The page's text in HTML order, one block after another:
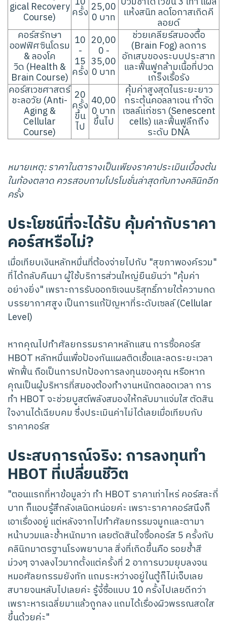
gical Recovery
Course) ครั้ง 25,00
0 บาท แห้งสนิท ลดโอกาสเกิดคี
ลอยด์
คอร์สรักษา
ออฟฟิศซินโดรม
& ลองโค
วิด (Health &
Brain Course)
10
-
15
ครั้ง
20,00
0 -
35,00
0 บาท
ช่วยเคลียร์สมองตื้อ
(Brain Fog) ลดการ
อักเสบของระบบประสาท
และฟื้นฟูกล้ามเนื้อที่ปวด
เกร็งเรื้อรัง
คอร์สเวชศาสตร์
ชะลอวัย (Anti-
Aging &
Cellular
Course)
20
ครั้ง
ขึ้น
ไป
40,00
0 บาท
ขึ้นไป
คุ้มค่าสูงสุดในระยะยาว
กระตุ้นคอลลาเจน กำจัด
เซลล์แก่ชรา (Senescent
cells) และฟื้นฟูลึกถึง
ระดับ DNA
หมายเหตุ: ราคาในตารางเป็นเพียงราคาประเมินเบื้องต้น
ในท้องตลาด ควรสอบถามโปรโมชั่นล่าสุดกับทางคลินิกอีก
ครั้ง
ประโยชน์ที่จะได้รับ คุ้มค่ากับราคา
คอร์สหรือไม่?
เมื่อเทียบเงินหลักหมื่นที่ต้องจ่ายไปกับ "สุขภาพองค์รวม"
ที่ได้กลับคืนมา ผู้ใช้บริการส่วนใหญ่ยืนยันว่า "คุ้มค่า
อย่างยิ่ง" เพราะการรับออกซิเจนบริสุทธิ์ภายใต้ความกด
บรรยากาศสูง เป็นการแก้ปัญหาที่ระดับเซลล์ (Cellular
Level)
หากคุณไปทำศัลยกรรมราคาหลักแสน การซื้อคอร์ส
HBOT หลักหมื่นเพื่อป้องกันแผลติดเชื้อและลดระยะเวลา
พักฟื้น ถือเป็นการปกป้องการลงทุนของคุณ หรือหาก
คุณเป็นผู้บริหารที่สมองต้องทำงานหนักตลอดเวลา การ
ทำ HBOT จะช่วยบูสต์พลังสมองให้กลับมาแจ่มใส ตัดสิน
ใจงานได้เฉียบคม ซึ่งประเมินค่าไม่ได้เลยเมื่อเทียบกับ
ราคาคอร์ส
ประสบการณ์จริง: การลงทุนทำ
HBOT ที่เปลี่ยนชีวิต
"ตอนแรกที่หาข้อมูลว่า ทำ HBOT ราคาเท่าไหร่ คอร์สละกี่
บาท ก็แอบรู้สึกลังเลนิดหน่อยค่ะ เพราะราคาคอร์สนึงก็
เอาเรื่องอยู่ แต่หลังจากไปทำศัลยกรรมจมูกและตามา
หน้าบวมและช้ำหนักมาก เลยตัดสินใจซื้อคอร์ส 5 ครั้งกับ
คลินิกมาตรฐานโรงพยาบาล สิ่งที่เกิดขึ้นคือ รอยช้ำสี
ม่วงๆ จางลงไวมากตั้งแต่ครั้งที่ 2 อาการบวมยุบลงจน
หมอศัลยกรรมยังทัก แถมระหว่างอยู่ในตู้ก็ไม่เจ็บเลย
สบายจนหลับไปเลยค่ะ รู้งี้ซื้อแบบ 10 ครั้งไปเลยดีกว่า
เพราะหารเฉลี่ยมาแล้วถูกลง แถมได้เรื่องผิวพรรณสดใส
ขึ้นด้วยค่ะ"